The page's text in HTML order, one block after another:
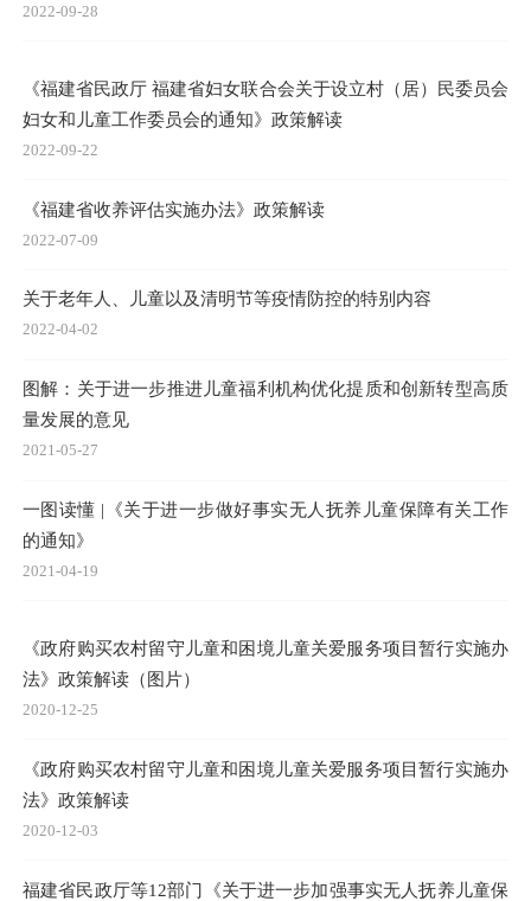
2022-09-28
《福建省民政厅 福建省妇女联合会关于设立村（居）民委员会
妇女和儿童工作委员会的通知》政策解读
2022-09-22
《福建省收养评估实施办法》政策解读
2022-07-09
关于老年人、儿童以及清明节等疫情防控的特别内容
2022-04-02
图解：关于进一步推进儿童福利机构优化提质和创新转型高质
量发展的意见
2021-05-27
一图读懂 |《关于进一步做好事实无人抚养儿童保障有关工作
的通知》
2021-04-19
《政府购买农村留守儿童和困境儿童关爱服务项目暂行实施办
法》政策解读（图片）
2020-12-25
《政府购买农村留守儿童和困境儿童关爱服务项目暂行实施办
法》政策解读
2020-12-03
福建省民政厅等12部门《关于进一步加强事实无人抚养儿童保